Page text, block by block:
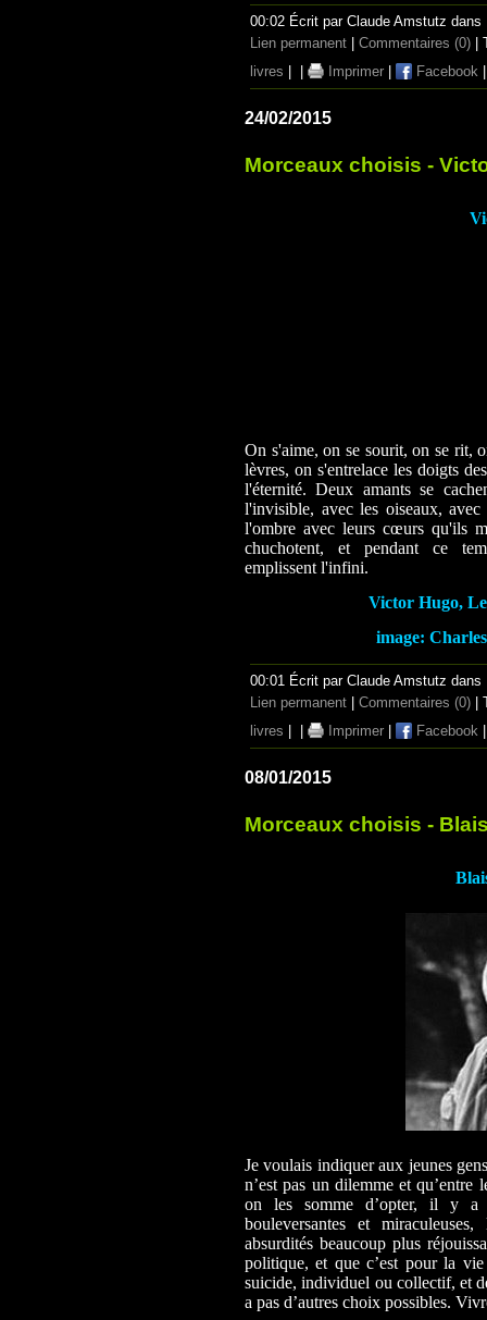
00:02 Écrit par Claude Amstutz dans
Lien permanent
Commentaires (0) |
livres
Imprimer Facebook
24/02/2015
Morceaux choisis -
On s'aime, on se sourit, on se rit,
lèvres, on s'entrelace les doigts
l'éternité. Deux amants se
l'invisible, avec les oiseaux,
l'ombre avec leurs cœurs qu'ils
chuchotent, et pendant ce
emplissent l'infini.
Victor Hugo,
image:
00:01 Écrit par Claude Amstutz dans
Lien permanent | Commentaires (0) |
livres | | Imprimer | Facebook
08/01/2015
Morceaux choisis -
Je voulais indiquer aux jeunes
n’est pas un dilemme et qu’entre
on les somme d’opter, il y a
bouleversantes et
absurdités beaucoup plus
politique, et que c’est pour la
suicide, individuel ou collectif, et
a pas d’autres choix possibles.